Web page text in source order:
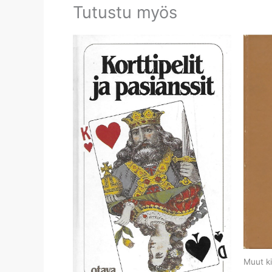
Tutustu myös
Muut